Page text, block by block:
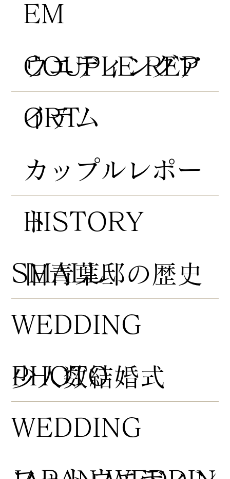
HISTORY
COUPLE REP
ORT
​旧青葉邸の歴史
​カップルレポー
ト
EM
​ウエディングア
イテム
​少人数結婚式
​SMALL
WEDDING
PHOTO
WEDDING